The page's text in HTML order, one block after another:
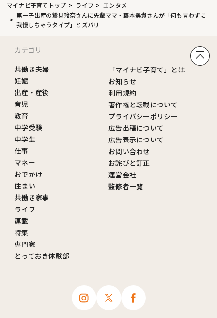
マイナビ子育てトップ ライフ
エンタメ
第一子出産の鷲見玲奈さんに先輩ママ・藤本美貴さんが「何も言わずに
我慢しちゃうタイプ」とズバリ
カテゴリ
共働き夫婦
妊娠
出産・産後
育児
教育
中学受験
中学生
仕事
マネー
おでかけ
住まい
共働き家事
ライフ
連載
特集
専門家
とっておき体験部
「マイナビ子育て」とは
お知らせ
利用規約
著作権と転載について
プライバシーポリシー
広告出稿について
広告表示について
お問い合わせ
お詫びと訂正
運営会社
監修者一覧